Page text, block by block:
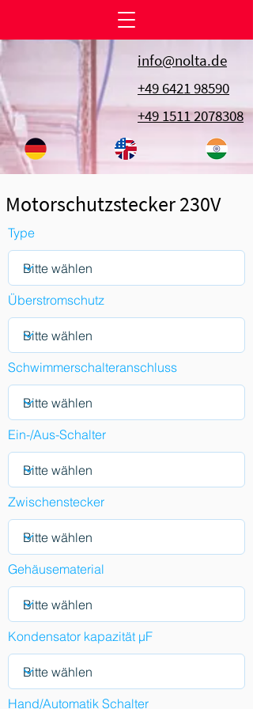
info@nolta.de
+49 6421 98590
+49 1511 2078308
Motorschutzstecker 230V
Type
Überstromschutz
Schwimmerschalteranschluss
Ein-/Aus-Schalter
Zwischenstecker
Gehäusematerial
Kondensator kapazität µF
Hand/Automatik Schalter